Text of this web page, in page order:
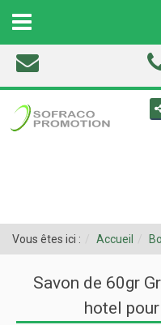
MENU
Vous êtes ici : Accueil
Savon de 60gr
hotel